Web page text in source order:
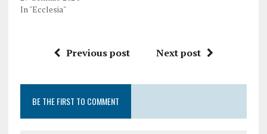
In "Ecclesia"
Previous post Next post
BE THE FIRST TO COMMENT